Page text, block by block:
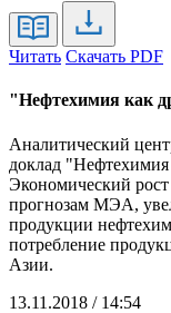
Читать Скачать PDF
"Нефтехимия как
Аналитический
доклад "Нефтехимия
Экономический рост
прогнозам МЭА,
продукции
потребление
Азии.
13.11.2018 / 14:54